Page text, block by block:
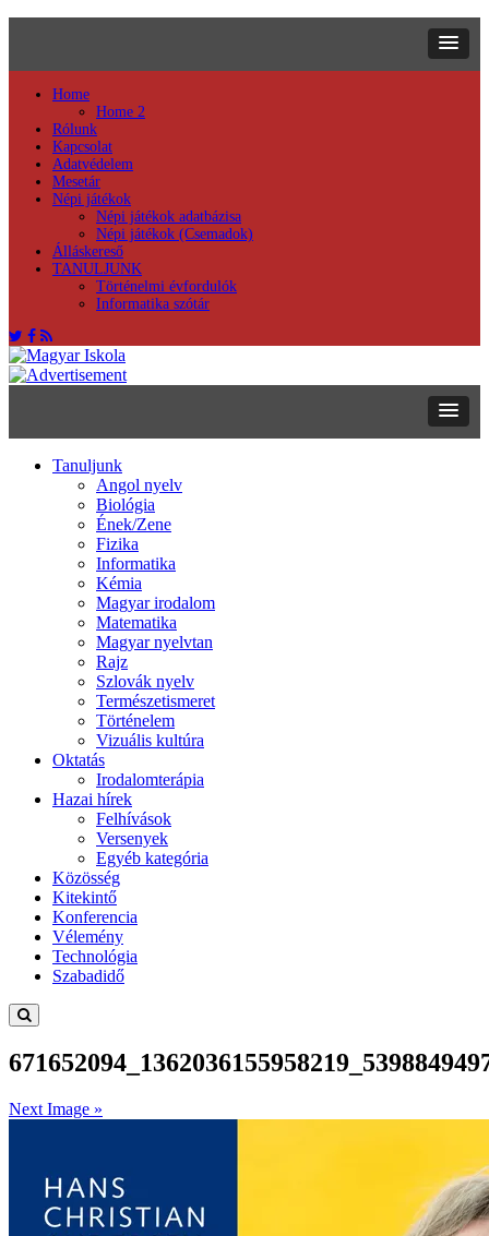
Home
Home 2
Rólunk
Kapcsolat
Adatvédelem
Mesetár
Népi játékok
Népi játékok adatbázisa
Népi játékok (Csemadok)
Álláskereső
TANULJUNK
Történelmi évfordulók
Informatika szótár
Tanuljunk
Angol nyelv
Biológia
Ének/Zene
Fizika
Informatika
Kémia
Magyar irodalom
Matematika
Magyar nyelvtan
Rajz
Szlovák nyelv
Természetismeret
Történelem
Vizuális kultúra
Oktatás
Irodalomterápia
Hazai hírek
Felhívások
Versenyek
Egyéb kategória
Közösség
Kitekintő
Konferencia
Vélemény
Technológia
Szabadidő
Next Image »